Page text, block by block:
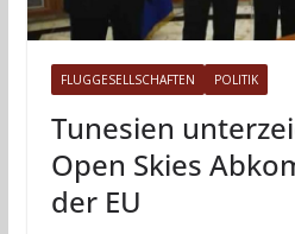
FLUGGESELLSCHAFTEN POLITIK
Tunesien
Open Skies
der EU